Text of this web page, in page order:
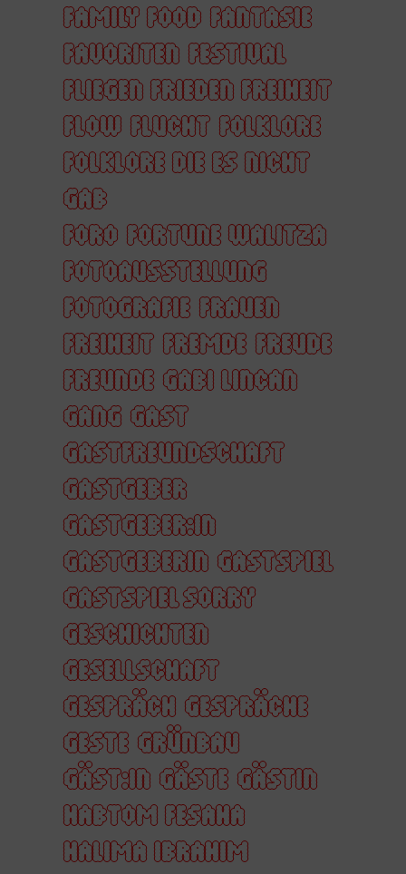
FAMILY FOOD FANTASIE
FAVORITEN FESTIVAL
FLIEGEN FRIEDEN FREIHEIT
FLOW FLUCHT FOLKLORE
FOLKLORE DIE ES NICHT
GAB
FORO FORTUNE WALITZA
FOTOAUSSTELLUNG
FOTOGRAFIE FRAUEN
FREIHEIT FREMDE FREUDE
FREUNDE GABI LINCAN
GANG GAST
GASTFREUNDSCHAFT
GASTGEBER
GASTGEBER:IN
GASTGEBERIN GASTSPIEL
GASTSPIEL SORRY
GESCHICHTEN
GESELLSCHAFT
GESPRÄCH GESPRÄCHE
GESTE GRÜNBAU
GÄST:IN GÄSTE GÄSTIN
HABTOM FESAHA
HALIMA IBRAHIM